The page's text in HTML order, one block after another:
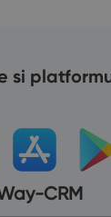
si
CRM